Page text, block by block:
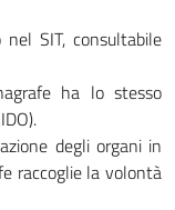
SIT, consultabile
ha lo stesso
degli organi in
raccoglie la volontà